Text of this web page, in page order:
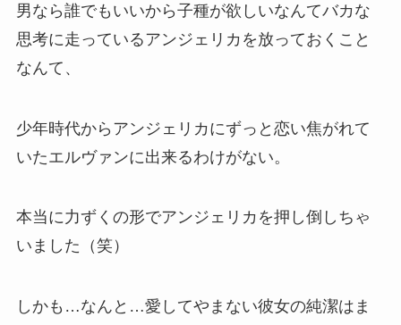
男なら誰でもいいから子種が欲しいなんてバカな
思考に走っているアンジェリカを放っておくこと
なんて、
少年時代からアンジェリカにずっと恋い焦がれて
いたエルヴァンに出来るわけがない。
本当に力ずくの形でアンジェリカを押し倒しちゃ
いました（笑）
しかも…なんと…愛してやまない彼女の純潔はま